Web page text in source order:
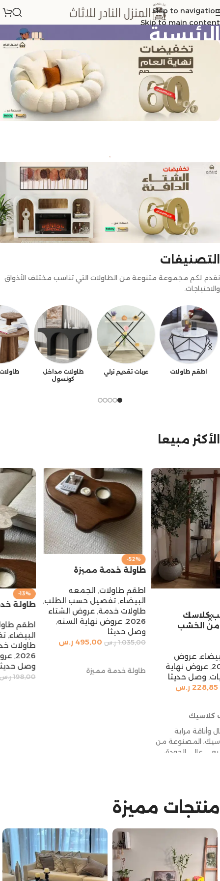
Skip to navigation
Skip to main content
الرئيسية
التصنيفات
نقدم لكم مجموعة متنوعة من الطاولات التي تناسب مختلف الأذواق
والاحتياجات.
اطقم طاولات عربات تقديم ترلي
طاولات مداخل
كونسول
الأكثر مبيعا
-52%
طاولة خدمة مميزة
اطقم طاولات, الجمعه
تفصيل حسب الطلب ,
طاولات خدمة
عروض الشتاء
2026
, عروض نهاية السنه,
وصل حديثا
ر.س
إضافة إلى السلة
طاولة خدمة مميزة
-13%
طاولة خدمة مفردة (نسخة)
اطقم طاولات, الجمعه
تفصيل حسب الطلب ,
طاولات خدمة,
عروض الشتاء
عروض نهاية السنه,
وصل حديثا
198,00 ر.س
منتجات مميزة